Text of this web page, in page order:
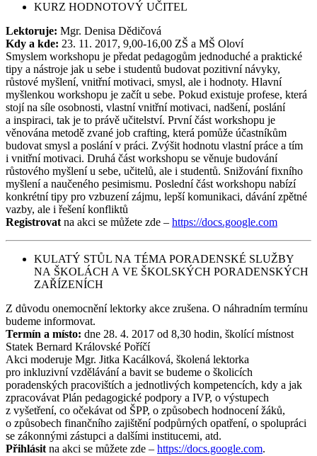
KURZ HODNOTOVÝ UČITEL
Lektoruje: Mgr. Denisa Dědičová
Kdy a kde: 23. 11. 2017, 9,00-16,00 ZŠ a MŠ Oloví
Smyslem workshopu je předat pedagogům jednoduché a praktické
tipy a nástroje jak u sebe i studentů budovat pozitivní návyky,
růstové myšlení, vnitřní motivaci, smysl, ale i hodnoty. Hlavní
myšlenkou workshopu je začít u sebe. Pokud existuje profese, která
stojí na síle osobnosti, vlastní vnitřní motivaci, nadšení, poslání
a inspiraci, tak je to právě učitelství. První část workshopu je
věnována metodě zvané job crafting, která pomůže účastníkům
budovat smysl a poslání v práci. Zvýšit hodnotu vlastní práce a tím
i vnitřní motivaci. Druhá část workshopu se věnuje budování
růstového myšlení u sebe, učitelů, ale i studentů. Snižování fixního
myšlení a naučeného pesimismu. Poslední část workshopu nabízí
konkrétní tipy pro vzbuzení zájmu, lepší komunikaci, dávání zpětné
vazby, ale i řešení konfliktů
Registrovat na akci se můžete zde – https://docs.google.com
KULATÝ STŮL NA TÉMA PORADENSKÉ SLUŽBY
NA ŠKOLÁCH A VE ŠKOLSKÝCH PORADENSKÝCH
ZAŘÍZENÍCH
Z důvodu onemocnění lektorky akce zrušena. O náhradním termínu
budeme informovat.
Termín a místo: dne 28. 4. 2017 od 8,30 hodin, školící místnost
Statek Bernard Královské Poříčí
Akci moderuje Mgr. Jitka Kacálková, školená lektorka
pro inkluzivní vzdělávání a bavit se budeme o školicích
poradenských pracovištích a jednotlivých kompetencích, kdy a jak
zpracovávat Plán pedagogické podpory a IVP, o výstupech
z vyšetření, co očekávat od ŠPP, o způsobech hodnocení žáků,
o způsobech finančního zajištění podpůrných opatření, o spolupráci
se zákonnými zástupci a dalšími institucemi, atd.
Přihlásit na akci se můžete zde – https://docs.google.com.